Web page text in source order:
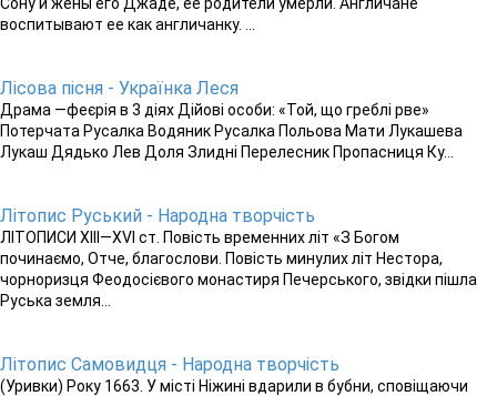
воспитывают ее как англичанку. ...
Лісова пісня - Українка Леся
Драма —феєрія в 3 діях Дійові особи: «Той, що греблі рве»
Потерчата Русалка Водяник Русалка Польова Мати Лукашева
Лукаш Дядько Лев Доля Злидні Перелесник Пропасниця Ку...
Літопис Руський - Народна творчість
ЛІТОПИСИ XIII—XVI ст. Повість временних літ «З Богом
починаємо, Отче, благослови. Повість минулих літ Нестора,
чорноризця Феодосієвого монастиря Печерського, звідки пішла
Руська земля...
Літопис Самовидця - Народна творчість
(Уривки) Року 1663. У місті Ніжині вдарили в бубни, сповіщаючи